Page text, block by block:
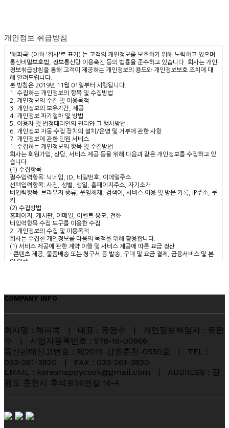
개인정보 취급방침
'해피쿡' (이하 '회사'로 표기) 는 고객의 개인정보를 보호하기 위해 노력하고 있으며
통신비밀보호법, 정보통신망 이용촉진 등의 법률을 준수하고 있습니다. 회사는 개인
정보취급방침을 통해 고객이 제공하는 개인정보의 용도와 개인정보보호 조치에 대
해 알려드립니다.
본 방침은 2019년 11월 01일부터 시행됩니다.
1. 수집하는 개인정보의 항목 및 수집방법
2. 개인정보의 수집 및 이용목적
3. 개인정보의 보유기간, 제공
4. 개인정보 파기절차 및 방법
5. 이용자 및 법정대리인의 권리와 그 행사방법
6. 개인정보 자동 수집 장치의 설치/운영 및 거부에 관한 사항
7. 개인정보에 관한 민원 서비스
1. 수집하는 개인정보의 항목 및 수집방법
회사는 회원가입, 상담, 서비스 제공 등을 위해 다음과 같은 개인정보를 수집하고 있
습니다.
(1) 수집항목
필수입력항목: 닉네임, ID, 비밀번호, 이메일주소
선택입력항목: 사진, 성별, 생일, 홈페이지주소, 자기소개
비입력항목: 브라우저 종류, 운영체제, 검색어, 서비스 이용 및 방문 기록, IP주소, 쿠
키
(2) 수집방법
홈페이지, 게시판, 이메일, 이벤트 응모, 전화
비입력항목 수집 도구를 이용한 수집
2. 개인정보의 수집 및 이용목적
회사는 수집한 개인정보를 다음의 목적을 위해 활용합니다.
(1) 서비스 제공에 관한 계약 이행 및 서비스 제공에 따른 요금 정산
- 콘텐츠 제공, 물품배송 또는 청구서 등 발송, 구매 및 요금 결제, 금융서비스 및 본
인 인증
- 새 서비스 개발 및 서비스 제공, 광고 게재, 이벤트, 광고 제공, 정보 제공, 회원의
3. 개인정보의 보유기간, 제공
회사는 '2. 개인정보의 수집목적 및 이용목적'에서 알린 범위 내에서 사용하며 이용
자의 사전 동의 없이는 범위를 초과하여 사용하거나 외부에 공개, 제공하지 않습니
다. 단 다음과 같은 경우에는 예외로 합니다.
- 이용자의 동의를 구한 경우
- 적접한 절차에 의한 정부 수사기관의 요청과 같이 법에 의해 필요하다고 판단되는
경우
(2) 보유기간
개인정보는 서비스를 이용하는 동안 원활한 서비스 이용을 위해 계속 보유하나 회원
* 보존이유: 서비스 이용의 혼선 방지, 불법적 사용자에 대한 관련 기관 수사협조
COMPANY INFO
회사명 : 해피쿡 | 대표 : 유완수 | 개인정보책임자 : 유완
수 | 사업자등록번호 : 578-18-00866
통신판매신고번호 : 제2019-강원춘천-0550호 | TEL :
033-261-3820 | FAX : 033-261-3820
EMAIL : koreahappycook@gmail.com | ADDRESS : 강
원도 춘천시 후석로59번길 16-4